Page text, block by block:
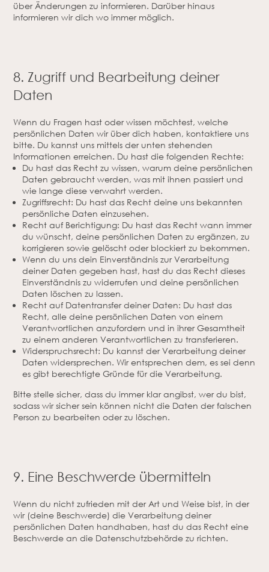
über Änderungen zu informieren. Darüber hinaus
informieren wir dich wo immer möglich.
8. Zugriff und Bearbeitung deiner
Daten
Wenn du Fragen hast oder wissen möchtest, welche
persönlichen Daten wir über dich haben, kontaktiere uns
bitte. Du kannst uns mittels der unten stehenden
Informationen erreichen. Du hast die folgenden Rechte:
Du hast das Recht zu wissen, warum deine persönlichen
Daten gebraucht werden, was mit ihnen passiert und
wie lange diese verwahrt werden.
Zugriffsrecht: Du hast das Recht deine uns bekannten
persönliche Daten einzusehen.
Recht auf Berichtigung: Du hast das Recht wann immer
du wünscht, deine persönlichen Daten zu ergänzen, zu
korrigieren sowie gelöscht oder blockiert zu bekommen.
Wenn du uns dein Einverständnis zur Verarbeitung
deiner Daten gegeben hast, hast du das Recht dieses
Einverständnis zu widerrufen und deine persönlichen
Daten löschen zu lassen.
Recht auf Datentransfer deiner Daten: Du hast das
Recht, alle deine persönlichen Daten von einem
Verantwortlichen anzufordern und in ihrer Gesamtheit
zu einem anderen Verantwortlichen zu transferieren.
Widerspruchsrecht: Du kannst der Verarbeitung deiner
Daten widersprechen. Wir entsprechen dem, es sei denn
es gibt berechtigte Gründe für die Verarbeitung.
Bitte stelle sicher, dass du immer klar angibst, wer du bist,
sodass wir sicher sein können nicht die Daten der falschen
Person zu bearbeiten oder zu löschen.
9. Eine Beschwerde übermitteln
Wenn du nicht zufrieden mit der Art und Weise bist, in der
wir (deine Beschwerde) die Verarbeitung deiner
persönlichen Daten handhaben, hast du das Recht eine
Beschwerde an die Datenschutzbehörde zu richten.